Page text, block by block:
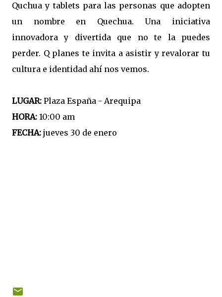
Quchua y tablets para las personas que adopten
un nombre en Quechua. Una iniciativa
innovadora y divertida que no te la puedes
perder. Q planes te invita a asistir y revalorar tu
cultura e identidad ahí nos vemos.
LUGAR: Plaza España - Arequipa
HORA: 10:00 am
FECHA: jueves 30 de enero